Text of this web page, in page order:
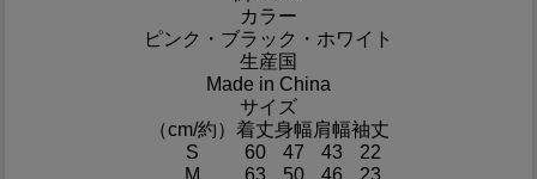
カラー
ピンク・ブラック・ホワイト
生産国
Made in China
サイズ
（cm/約） 着丈身幅肩幅袖丈
S
60 47 43
22